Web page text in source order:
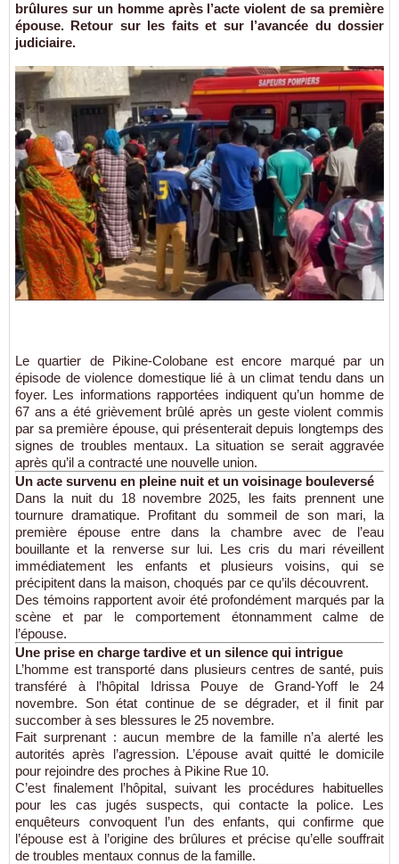
brûlures sur un homme après l’acte violent de sa première
épouse. Retour sur les faits et sur l’avancée du dossier
judiciaire.
Le quartier de Pikine-Colobane est encore marqué par un
épisode de violence domestique lié à un climat tendu dans un
foyer. Les informations rapportées indiquent qu’un homme de
67 ans a été grièvement brûlé après un geste violent commis
par sa première épouse, qui présenterait depuis longtemps des
signes de troubles mentaux. La situation se serait aggravée
après qu’il a contracté une nouvelle union.
Un acte survenu en pleine nuit et un voisinage bouleversé
Dans la nuit du 18 novembre 2025, les faits prennent une
tournure dramatique. Profitant du sommeil de son mari, la
première épouse entre dans la chambre avec de l’eau
bouillante et la renverse sur lui. Les cris du mari réveillent
immédiatement les enfants et plusieurs voisins, qui se
précipitent dans la maison, choqués par ce qu’ils découvrent.
Des témoins rapportent avoir été profondément marqués par la
scène et par le comportement étonnamment calme de
l’épouse.
Une prise en charge tardive et un silence qui intrigue
L’homme est transporté dans plusieurs centres de santé, puis
transféré à l’hôpital Idrissa Pouye de Grand-Yoff le 24
novembre. Son état continue de se dégrader, et il finit par
succomber à ses blessures le 25 novembre.
Fait surprenant : aucun membre de la famille n’a alerté les
autorités après l’agression. L’épouse avait quitté le domicile
pour rejoindre des proches à Pikine Rue 10.
C’est finalement l’hôpital, suivant les procédures habituelles
pour les cas jugés suspects, qui contacte la police. Les
enquêteurs convoquent l’un des enfants, qui confirme que
l’épouse est à l’origine des brûlures et précise qu’elle souffrait
de troubles mentaux connus de la famille.